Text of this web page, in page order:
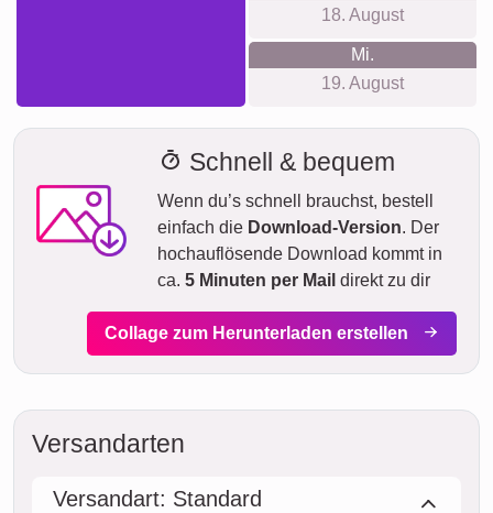
18. August
Mi.
19. August
Schnell & bequem
Wenn du’s schnell brauchst, bestell
einfach die Download-Version. Der
hochauflösende Download kommt in
ca. 5 Minuten per Mail direkt zu dir
Collage zum Herunterladen erstellen
Versandarten
Versandart: Standard